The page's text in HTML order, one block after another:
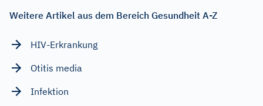
Weitere Artikel aus dem Bereich Gesundheit A-Z
HIV-Erkrankung
Otitis media
Infektion